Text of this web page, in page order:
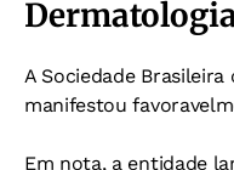
A Sociedade
manifestou
Em nota, a entidade